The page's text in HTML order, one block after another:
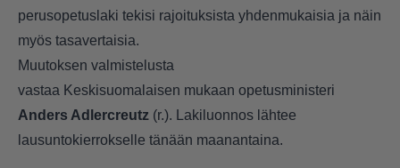
perusopetuslaki tekisi rajoituksista yhdenmukaisia ja näin
myös tasavertaisia.
Muutoksen valmistelusta
vastaa Keskisuomalaisen mukaan opetusministeri
Anders Adlercreutz (r.). Lakiluonnos lähtee
lausuntokierrokselle tänään maanantaina.